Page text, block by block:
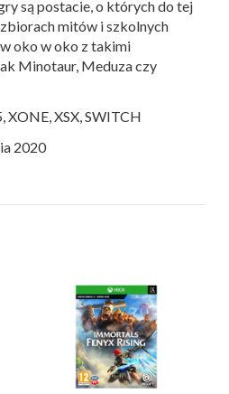
są postacie, o których do tej
mitów i szkolnych
oko w oko z takimi
Minotaur, Meduza czy
XONE, XSX, SWITCH
2020